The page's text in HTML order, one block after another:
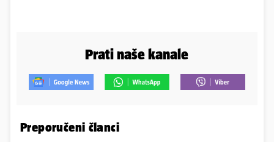
Prati naše kanale
Preporučeni članci